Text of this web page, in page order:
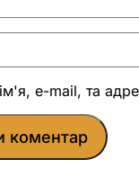
e-mail, та